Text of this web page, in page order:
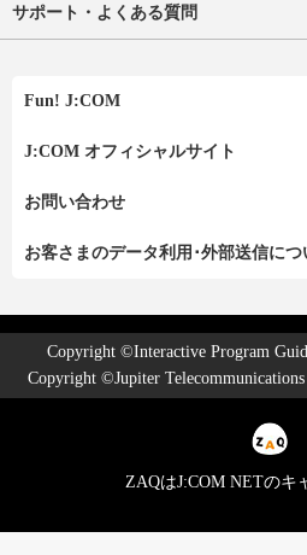
サポート・よくある質問
Fun! J:COM
J:COM オフィシャルサイト
お問い合わせ
お客さまのデータ利用･外部送信につ
Copyright ©Interactive Program
Copyright ©Jupiter
ZAQはJ:COM NETのキ